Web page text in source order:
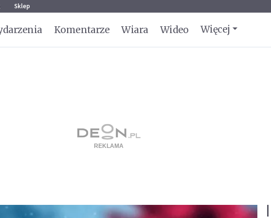
Sklep
Komentarze Wiara Wideo Więcej